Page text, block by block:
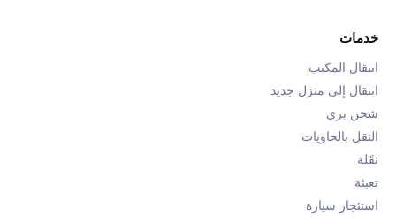
خدمات
انتقال المكتب
انتقال إلى منزل جديد
شحن بري
النقل بالحاويات
نقَلة
تعبئة
استئجار سيارة